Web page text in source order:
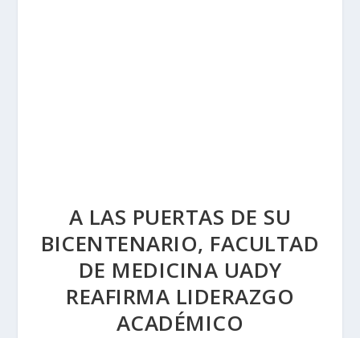
A LAS PUERTAS DE SU
BICENTENARIO, FACULTAD
DE MEDICINA UADY
REAFIRMA LIDERAZGO
ACADÉMICO